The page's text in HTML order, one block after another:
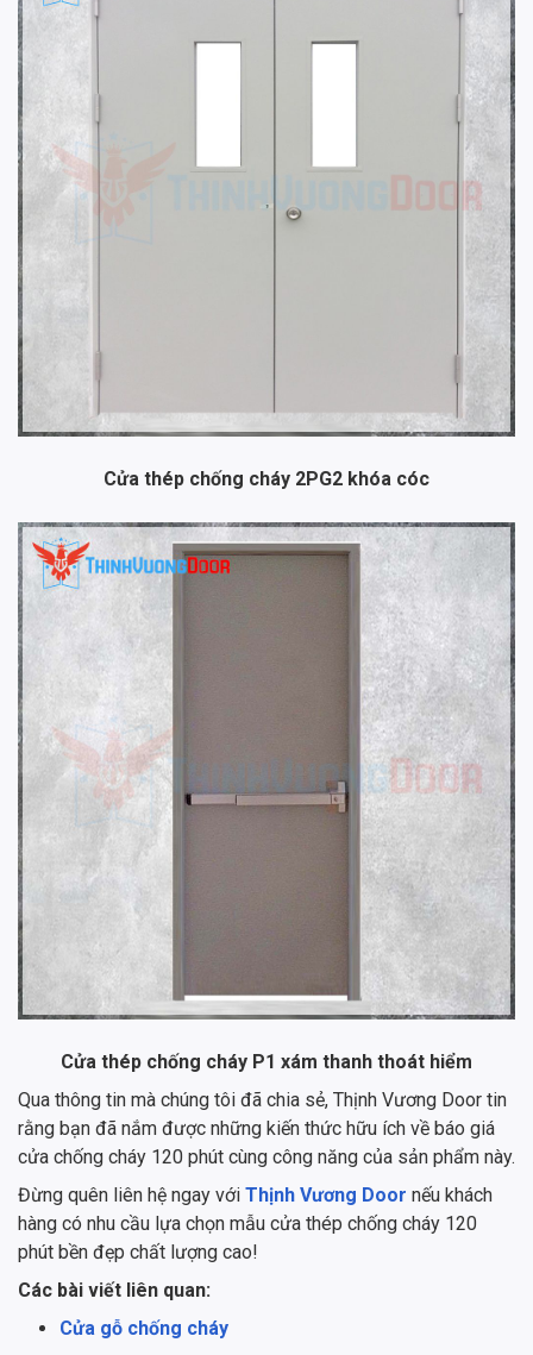
Cửa thép chống cháy 2PG2 khóa cóc
Cửa thép chống cháy P1 xám thanh thoát hiểm
Qua thông tin mà chúng tôi đã chia sẻ, Thịnh Vương Door tin
rằng bạn đã nắm được những kiến thức hữu ích về báo giá
cửa chống cháy 120 phút cùng công năng của sản phẩm này.
Đừng quên liên hệ ngay với Thịnh Vương Door nếu khách
hàng có nhu cầu lựa chọn mẫu cửa thép chống cháy 120
phút bền đẹp chất lượng cao!
Các bài viết liên quan:
Cửa gỗ chống cháy